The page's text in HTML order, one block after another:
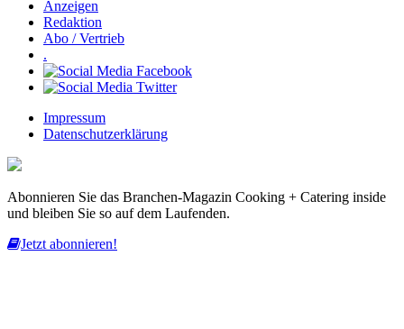
Anzeigen
Redaktion
Abo / Vertrieb
.
Impressum
Datenschutzerklärung
Abonnieren Sie das Branchen-Magazin Cooking + Catering inside
und bleiben Sie so auf dem Laufenden.
Jetzt abonnieren!